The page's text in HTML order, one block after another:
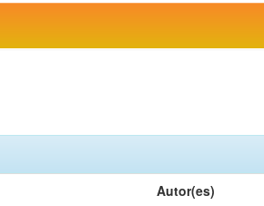
Autor(es)